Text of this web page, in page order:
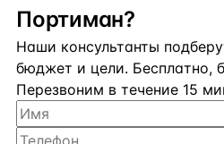
Портиман?
Наши консультанты
бюджет и цели. Бесплатно,
Перезвоним в течение 15